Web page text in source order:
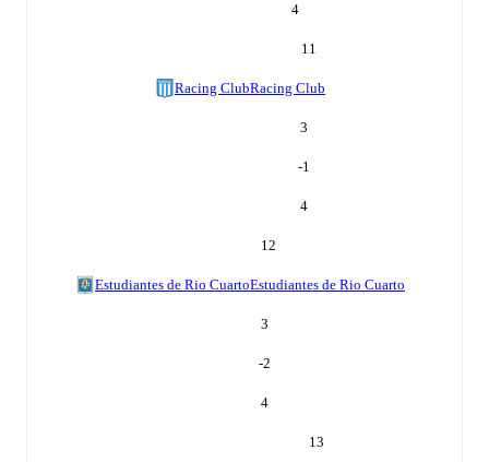
4
11
Racing ClubRacing Club
3
-1
4
12
Estudiantes de Rio CuartoEstudiantes de Rio Cuarto
3
-2
4
13